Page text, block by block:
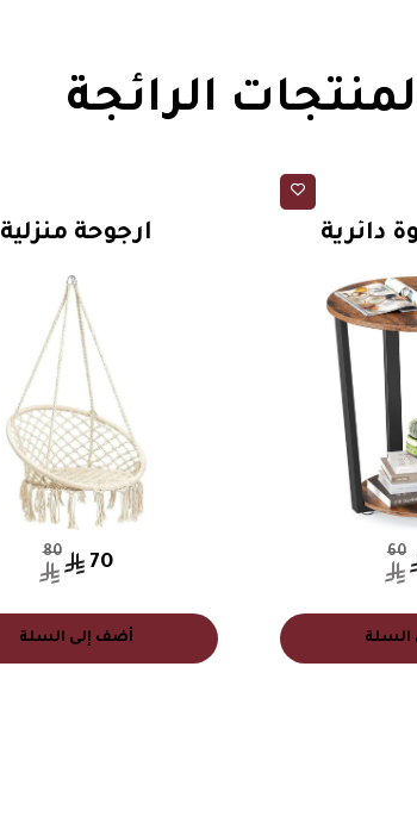
الرائجة
دائرية
60
السلة
أرجوحة منزلية
70
80
أضف إلى السلة